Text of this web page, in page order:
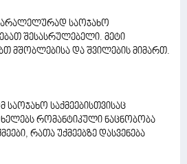
პარალელურად საოჯახო
შესასრულებელი. მეტი
მშობლებისა და შვილების მიმართ.
საქმეებისთვისაც
რომანტიკული ნაცნობობა
რათა უქმეებზე დასვენება